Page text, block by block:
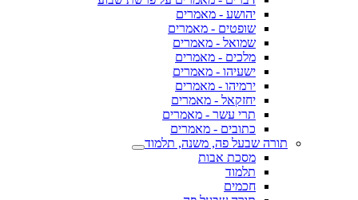
יהושע - מאמרים
שופטים - מאמרים
שמואל - מאמרים
מלכים - מאמרים
ישעיהו - מאמרים
ירמיהו - מאמרים
יחזקאל - מאמרים
תרי עשר - מאמרים
כתובים - מאמרים
תורה שבעל פה, משנה, תלמוד
מסכת אבות
תלמוד
חכמים